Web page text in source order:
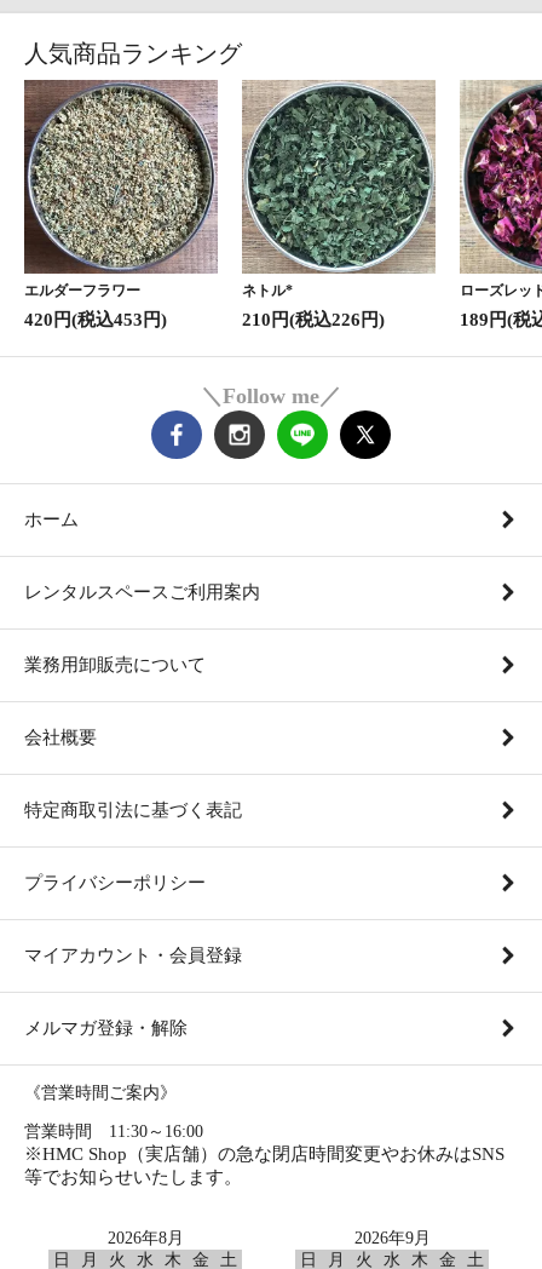
人気商品ランキング
エルダーフラワー
420円(税込453円)
ネトル*
210円(税込226円)
ローズレッ
189円(税
＼Follow me／
ホーム
レンタルスペースご利用案内
業務用卸販売について
会社概要
特定商取引法に基づく表記
プライバシーポリシー
マイアカウント・会員登録
メルマガ登録・解除
《営業時間ご案内》
営業時間 11:30～16:00
※HMC Shop（実店舗）の急な閉店時間変更やお休みはSNS
等でお知らせいたします。
2026年8月
日
月 火 水 木 金 土
2026年9月
日
月 火 水 木 金 土